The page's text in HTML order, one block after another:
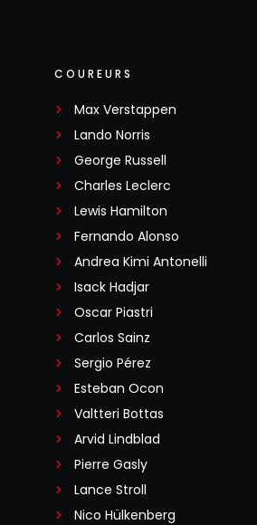
COUREURS
Max Verstappen
Lando Norris
George Russell
Charles Leclerc
Lewis Hamilton
Fernando Alonso
Andrea Kimi Antonelli
Isack Hadjar
Oscar Piastri
Carlos Sainz
Sergio Pérez
Esteban Ocon
Valtteri Bottas
Arvid Lindblad
Pierre Gasly
Lance Stroll
Nico Hülkenberg